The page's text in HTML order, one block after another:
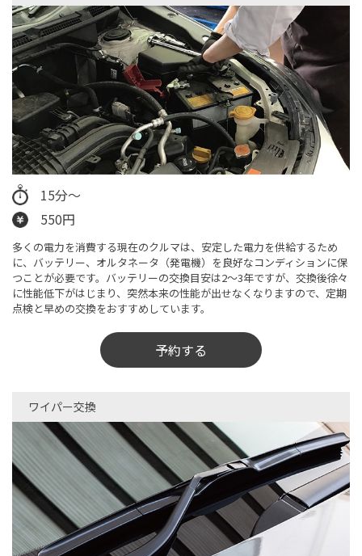
15分〜
550円
多くの電力を消費する現在のクルマは、安定した電力を供給するため
に、バッテリー、オルタネータ（発電機）を良好なコンディションに保
つことが必要です。バッテリーの交換目安は2～3年ですが、交換後徐々
に性能低下がはじまり、突然本来の性能が出せなくなりますので、定期
点検と早めの交換をおすすめしています。
予約する
ワイパー交換​